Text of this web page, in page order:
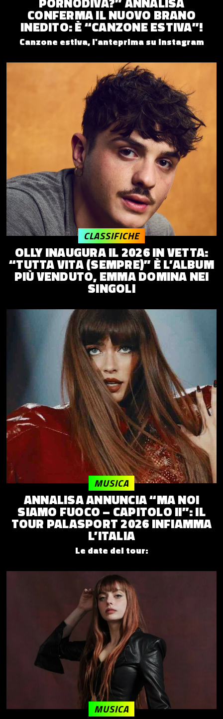
CONFERMA IL NUOVO BRANO
INEDITO: È “CANZONE ESTIVA”!
Canzone estiva, l'anteprima su Instagram
OLLY INAUGURA IL 2026 IN VETTA:
“TUTTA VITA (SEMPRE)” È L’ALBUM
PIÙ VENDUTO, EMMA DOMINA NEI
SINGOLI
CLASSIFICHE
ANNALISA ANNUNCIA “MA NOI
SIAMO FUOCO – CAPITOLO II”: IL
TOUR PALASPORT 2026 INFIAMMA
L’ITALIA
Le date del tour:
MUSICA
MUSICA